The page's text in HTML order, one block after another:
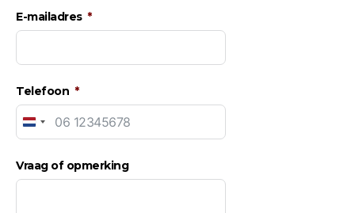
E-mailadres
Telefoon
Netherlands
Vraag of opmerking